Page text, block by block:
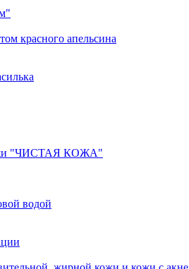
красного апельсина
"ЧИСТАЯ КОЖА"
водой